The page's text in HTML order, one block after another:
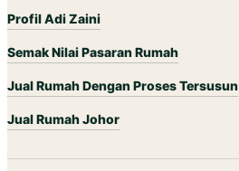
Profil Adi Zaini
Semak Nilai Pasaran Rumah
Jual Rumah Dengan Proses Tersusun
Jual Rumah Johor